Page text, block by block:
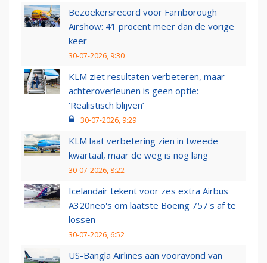
Bezoekersrecord voor Farnborough
Airshow: 41 procent meer dan de vorige
keer
30-07-2026, 9:30
KLM ziet resultaten verbeteren, maar
achteroverleunen is geen optie:
‘Realistisch blijven’
30-07-2026, 9:29
KLM laat verbetering zien in tweede
kwartaal, maar de weg is nog lang
30-07-2026, 8:22
Icelandair tekent voor zes extra Airbus
A320neo's om laatste Boeing 757's af te
lossen
30-07-2026, 6:52
US-Bangla Airlines aan vooravond van